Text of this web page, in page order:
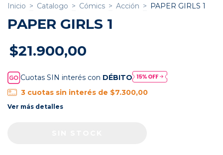
Inicio > Catalogo > Cómics > Acción > PAPER GIRLS 1
PAPER GIRLS 1
$21.900,00
Cuotas SIN interés con DÉBITO
3 cuotas sin interés de $7.300,00
Ver más detalles